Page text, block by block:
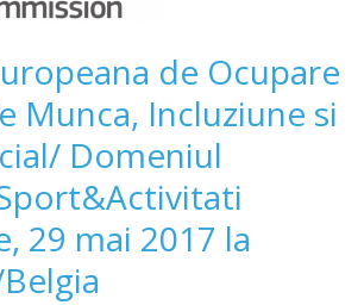
de Ocupare
Munca, Incluziune si
Domeniul
29 mai 2017 la